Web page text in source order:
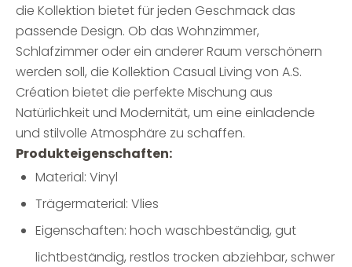
die Kollektion bietet für jeden Geschmack das
passende Design. Ob das Wohnzimmer,
Schlafzimmer oder ein anderer Raum verschönern
werden soll, die Kollektion Casual Living von A.S.
Création bietet die perfekte Mischung aus
Natürlichkeit und Modernität, um eine einladende
und stilvolle Atmosphäre zu schaffen.
Produkteigenschaften:
Material: Vinyl
Trägermaterial: Vlies
Eigenschaften: hoch waschbeständig, gut
lichtbeständig, restlos trocken abziehbar, schwer